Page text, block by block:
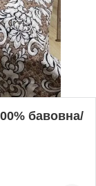
бавовна/